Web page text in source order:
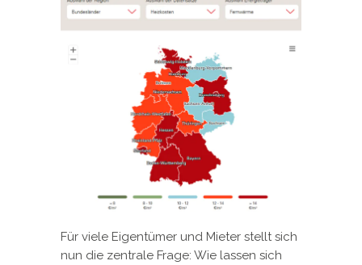
Für viele Eigentümer und Mieter stellt sich
nun die zentrale Frage: Wie lassen sich